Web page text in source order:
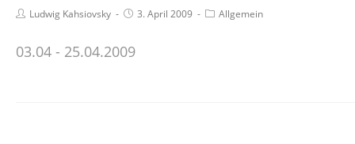
Ludwig Kahsiovsky 3. April 2009 Allgemein
03.04 - 25.04.2009